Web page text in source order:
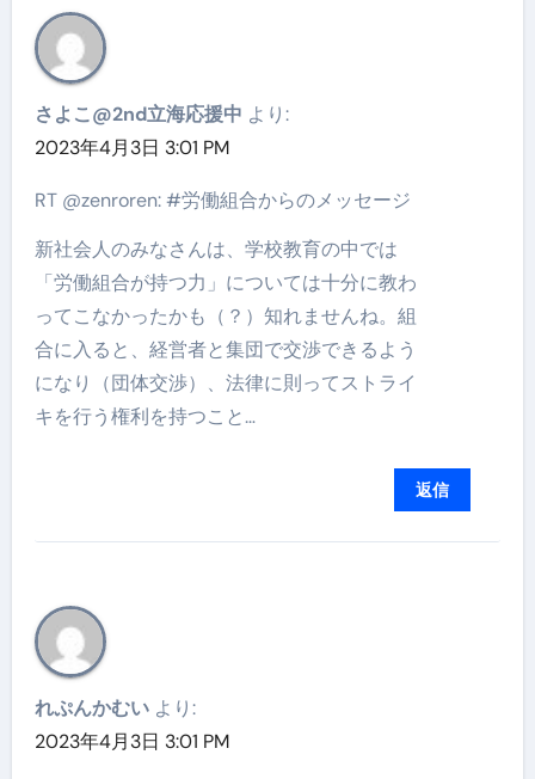
さよこ@2nd立海応援中 より:
2023年4月3日 3:01 PM
RT @zenroren: #労働組合からのメッセージ
新社会人のみなさんは、学校教育の中では
「労働組合が持つ力」については十分に教わ
ってこなかったかも（？）知れませんね。組
合に入ると、経営者と集団で交渉できるよう
になり（団体交渉）、法律に則ってストライ
キを行う権利を持つこと…
返信
れぷんかむい より:
2023年4月3日 3:01 PM